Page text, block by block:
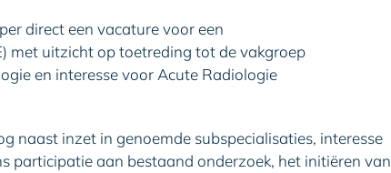
direct een vacature voor een
met uitzicht op toetreding tot de vakgroep
en interesse voor Acute Radiologie
naast inzet in genoemde subspecialisaties, interesse
participatie aan bestaand onderzoek, het initiëren van